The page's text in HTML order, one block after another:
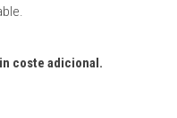
coste adicional.